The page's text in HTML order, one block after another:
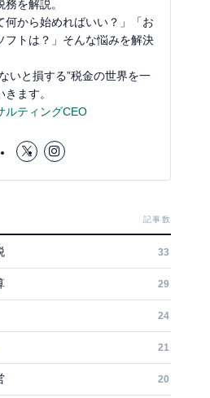
を解説。
何から始めればいい？」「お
フトは？」そんな悩みを解決
いと損する”税金の世界を一
ます。
ルティングCEO
記事数
33
29
24
21
20